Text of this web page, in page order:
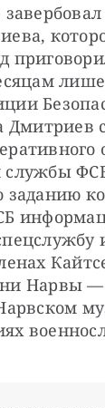
Дмитриев
службы
Нарвы —